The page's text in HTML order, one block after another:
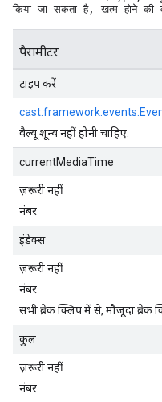
किया जा सकता है, खत्म होने
पैरामीटर
टाइप करें
वैल्यू शून्य नहीं होनी चाहिए.
currentMediaTime
ज़रूरी नहीं
नंबर
इंडेक्स
ज़रूरी नहीं
नंबर
सभी ब्रेक क्लिप में से, मौजूदा ब्रेक
कुल
ज़रूरी नहीं
नंबर